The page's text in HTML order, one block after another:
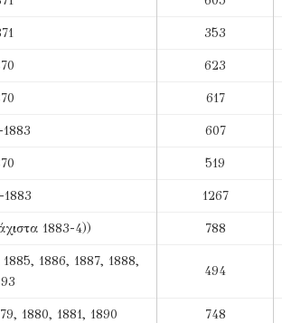
353
623
617
1883 607
519
1883 1267
1883-4)) 788
1886, 1887, 1888,
494
1880, 1881, 1890 748